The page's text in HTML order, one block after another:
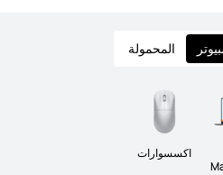
المحمولة
اكسسوارات